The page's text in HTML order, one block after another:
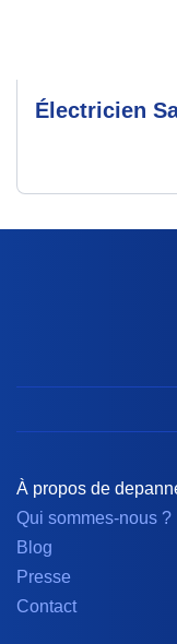
Électricien
À propos de
Qui sommes-nous ?
Blog
Presse
Contact